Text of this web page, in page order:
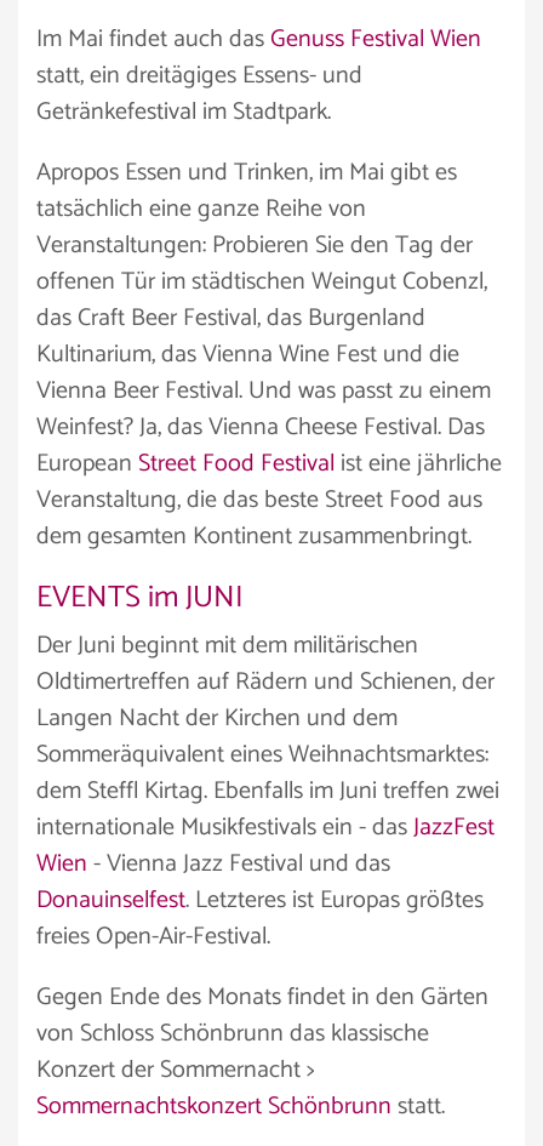
Im Mai findet auch dasGenuss Festival Wien
statt, ein dreitägiges Essens- und
Getränkefestival im Stadtpark.
Apropos Essen und Trinken, im Mai gibt es
tatsächlich eine ganze Reihe von
Veranstaltungen: Probieren Sie den Tag der
offenen Tür im städtischen Weingut Cobenzl,
das Craft Beer Festival, das Burgenland
Kultinarium, das Vienna Wine Fest und die
Vienna Beer Festival. Und was passt zu einem
Weinfest? Ja, das Vienna Cheese Festival. Das
EuropeanStreet Food Festival ist eine jährliche
Veranstaltung, die das beste Street Food aus
dem gesamten Kontinent zusammenbringt.
EVENTS im JUNI
Der Juni beginnt mit dem militärischen
Oldtimertreffen auf Rädern und Schienen, der
Langen Nacht der Kirchen und dem
Sommeräquivalent eines Weihnachtsmarktes:
dem Steffl Kirtag. Ebenfalls im Juni treffen zwei
internationale Musikfestivals ein - dasJazzFest
Wien- Vienna Jazz Festival und das
Donauinselfest. Letzteres ist Europas größtes
freies Open-Air-Festival.
Gegen Ende des Monats findet in den Gärten
von Schloss Schönbrunn das klassische
Konzert der Sommernacht >
Sommernachtskonzert Schönbrunnstatt.